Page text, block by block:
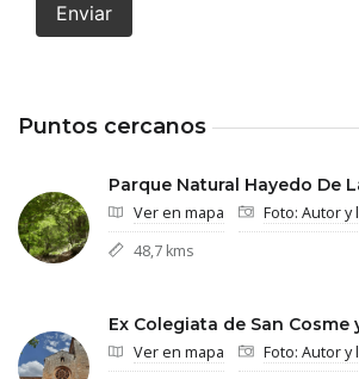
Enviar
Puntos cercanos
Parque Natural Hayedo De
Ver en mapa
Foto: Autor y
48,7 kms
Ex Colegiata de San Cosme
Ver en mapa
Foto: Autor y